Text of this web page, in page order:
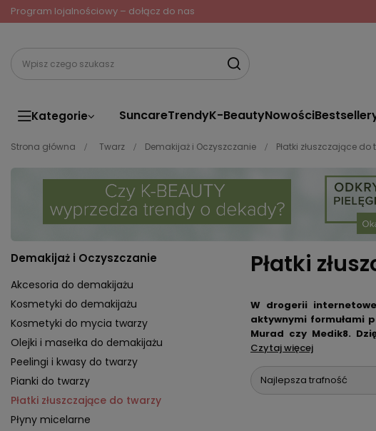
Program lojalnościowy – dołącz do nas
Kategorie SuncareTrendyK-BeautyNowości
Strona główna Twarz Demakijaż i Oczyszczanie Płatki złuszczające do
Demakijaż i Oczyszczanie
Akcesoria do demakijażu
Kosmetyki do demakijażu
Kosmetyki do mycia twarzy
Olejki i masełka do demakijażu
Peelingi i kwasy do twarzy
Pianki do twarzy
Płatki złuszczające do twarzy
Płyny micelarne
Płatki
W drogerii
aktywnymi formułami
Murad czy Medik8.
pielęgnacji – bez
Czytaj więcej
Najlepsza trafność